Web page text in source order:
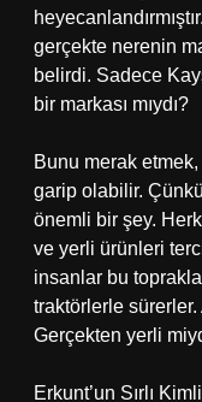
gerçekte nerenin
belirdi. Sadece
bir markası mıydı?
Bunu merak
garip olabilir.
önemli bir şey.
ve yerli ürünleri
insanlar bu
traktörlerle
Gerçekten yerli
Erkunt’un Sırlı